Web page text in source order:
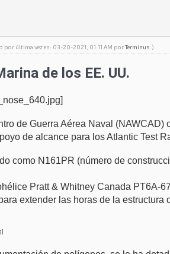
por última vez en: 03-20-2021, 01:11 AM porTerminus .)
de los EE. UU.
de Guerra Aérea Naval
de alcance para los Atlantic Test
como N161PR (número de
Pratt & Whitney Canada PT6A-
extender las horas de la